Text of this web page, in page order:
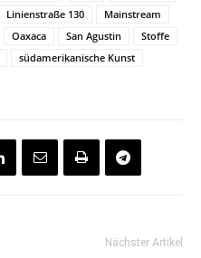
Linienstraße 130
Mainstream
Oaxaca San Agustin
Stoffe
südamerikanische Kunst
Nächster Artikel